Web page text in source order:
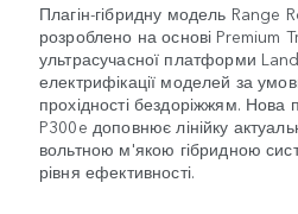
Плагін-гібридну модель Range
розроблено на основі Premium
ультрасучасної платформи
електрифікації моделей за
прохідності бездоріжжям. Нова
P300e доповнює лінійку
вольтною м'якою гібридною
рівня ефективності.